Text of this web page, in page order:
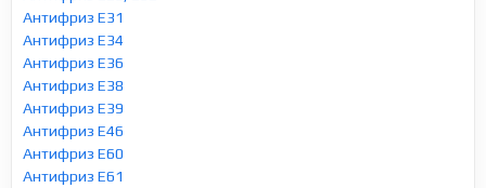
Антифриз E31
Антифриз E34
Антифриз E36
Антифриз E38
Антифриз E39
Антифриз E46
Антифриз E60
Антифриз E61